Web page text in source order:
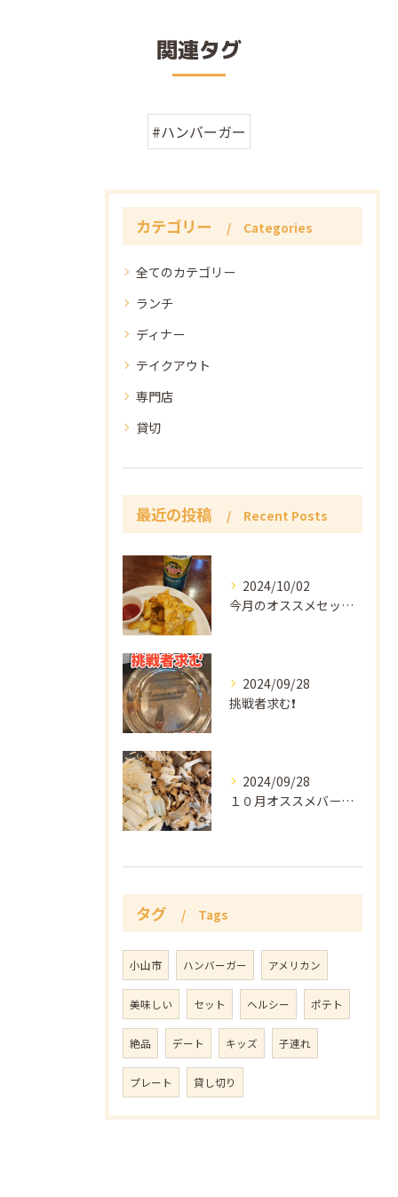
関連タグ
#ハンバーガー
カテゴリー Categories
全てのカテゴリー
ランチ
ディナー
テイクアウト
専門店
貸切
最近の投稿 Recent Posts
2024/10/02
今月のオススメセット👍
2024/09/28
挑戦者求む❗️
2024/09/28
１０月オススメバーガー🍔
タグ Tags
小山市 ハンバーガー アメリカン
美味しい セット ヘルシー ポテト
絶品 デート キッズ 子連れ
プレート 貸し切り